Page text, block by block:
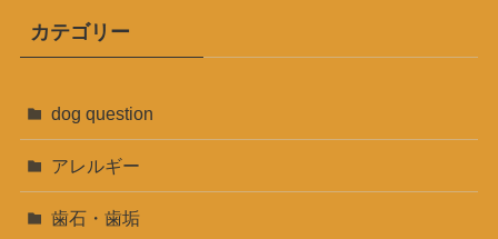
カテゴリー
dog question
アレルギー
歯石・歯垢